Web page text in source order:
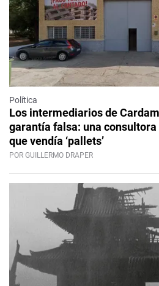
Política
Los intermediarios de
garantía falsa: una consultora
que vendía ‘pallets’
POR GUILLERMO DRAPER